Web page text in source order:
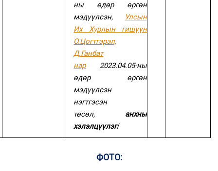
ны өдөр өргөн
мэдүүлсэн, Улсын
Их Хурлын гишүүн
О.Цогтгэрэл,
Д.Ганбат
нар2023.04.05-ны
өдөр өргөн
мэдүүлсэн
нэгтгэсэн
төсөл, анхны
хэлэлцүүлэг/
ФОТО: